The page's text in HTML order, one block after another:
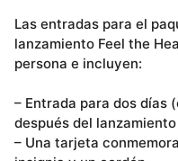
Las entradas para el
lanzamiento Feel the
persona e incluyen:
– Entrada para dos días
después del
– Una tarjeta